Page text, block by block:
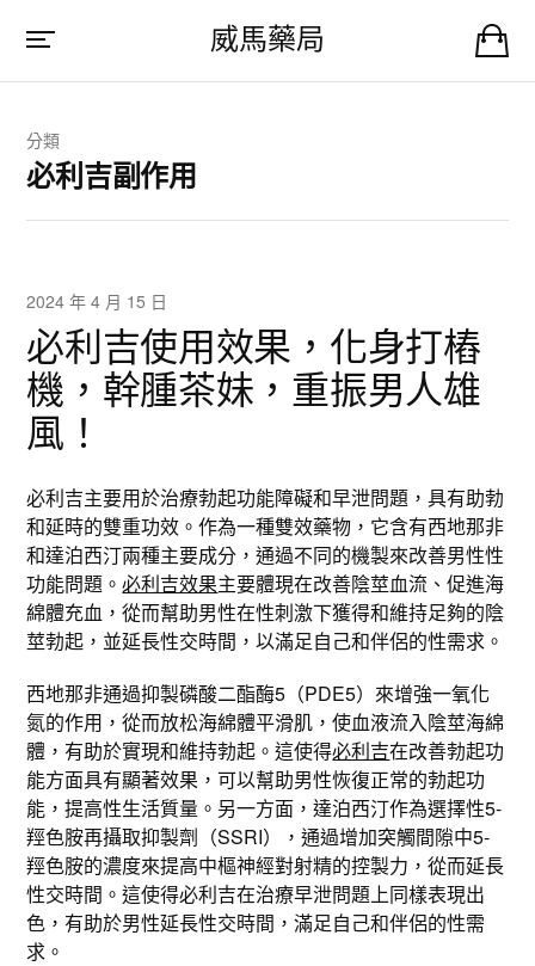
威馬藥局
分類
必利吉副作用
2024 年 4 月 15 日
必利吉使用效果，化身打樁
機，幹腫茶妹，重振男人雄
風！
必利吉主要用於治療勃起功能障礙和早泄問題，具有助勃
和延時的雙重功效。作為一種雙效藥物，它含有西地那非
和達泊西汀兩種主要成分，通過不同的機製來改善男性性
功能問題。必利吉效果主要體現在改善陰莖血流、促進海
綿體充血，從而幫助男性在性刺激下獲得和維持足夠的陰
莖勃起，並延長性交時間，以滿足自己和伴侶的性需求。
西地那非通過抑製磷酸二酯酶5（PDE5）來增強一氧化
氮的作用，從而放松海綿體平滑肌，使血液流入陰莖海綿
體，有助於實現和維持勃起。這使得必利吉在改善勃起功
能方面具有顯著效果，可以幫助男性恢復正常的勃起功
能，提高性生活質量。另一方面，達泊西汀作為選擇性5-
羥色胺再攝取抑製劑（SSRI），通過增加突觸間隙中5-
羥色胺的濃度來提高中樞神經對射精的控製力，從而延長
性交時間。這使得必利吉在治療早泄問題上同樣表現出
色，有助於男性延長性交時間，滿足自己和伴侶的性需
求。